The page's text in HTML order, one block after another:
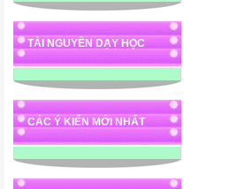
TÀI NGUYÊN DẠY HỌC
CÁC Ý KIẾN MỚI NHẤT